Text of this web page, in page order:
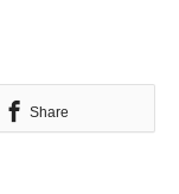
Share